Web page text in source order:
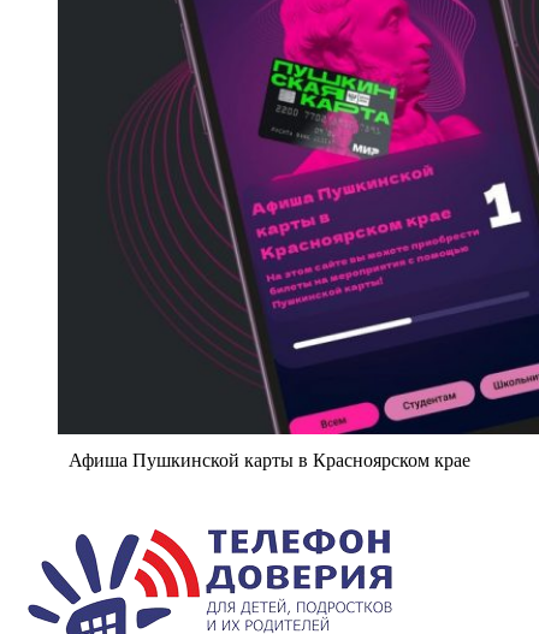
Афиша Пушкинской карты в Красноярском крае